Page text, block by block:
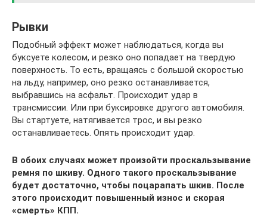
Рывки
Подобный эффект может наблюдаться, когда вы
буксуете колесом, и резко оно попадает на твердую
поверхность. То есть, вращаясь с большой скоростью
на льду, например, оно резко останавливается,
выбравшись на асфальт. Происходит удар в
трансмиссии. Или при буксировке другого автомобиля.
Вы стартуете, натягивается трос, и вы резко
останавливаетесь. Опять происходит удар.
В обоих случаях может произойти проскальзывание
ремня по шкиву. Одного такого проскальзывание
будет достаточно, чтобы поцарапать шкив. После
этого происходит повышенный износ и скорая
«смерть» КПП.